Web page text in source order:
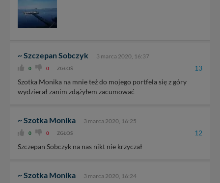
~ Szczepan Sobczyk 3 marca 2020, 16:37
0 0 ZGŁOŚ 13
Szotka Monika na mnie też do mojego portfela się z góry
wydzierał zanim zdążyłem zacumować
~ Szotka Monika 3 marca 2020, 16:25
0 0 ZGŁOŚ 12
Szczepan Sobczyk na nas nikt nie krzyczał
~ Szotka Monika 3 marca 2020, 16:24